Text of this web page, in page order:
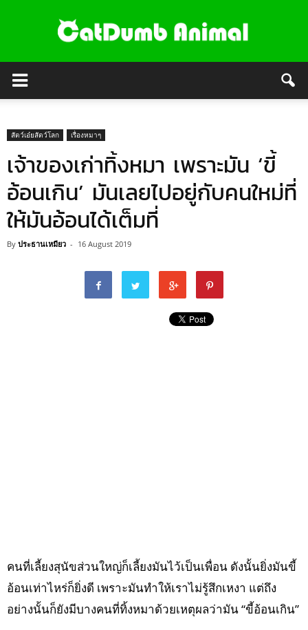
สัตว์เอ๋ยสัตว์โลก เรื่องหมาๆ
เจ้าของเก่าทิ้งหมา เพราะมัน ‘ขี้
อ้อนเกิน’ มันเลยไปอยู่กับคนใหม่ที่
ให้มันอ้อนได้เต็มที่
By ประธานเหมียว - 16 August 2019
คนที่เลี้ยงสุนัขส่วนใหญ่ก็เลี้ยงมันไว้เป็นเพื่อน ดังนั้นยิ่งมันขี้
อ้อนเท่าไหร่ก็ยิ่งดี เพราะมันทำให้เราไม่รู้สึกเหงา แต่ถึง
อย่างนั้นก็ยังมีบางคนที่ทิ้งหมาด้วยเหตุผลว่ามัน “ขี้อ้อนเกิน”